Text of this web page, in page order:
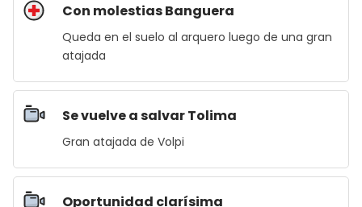
Con molestias Banguera
Queda en el suelo al arquero luego de una gran
atajada
Se vuelve a salvar Tolima
Gran atajada de Volpi
Oportunidad clarísima